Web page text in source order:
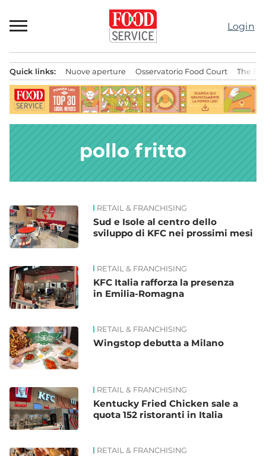
al
contenuto
Login
principale
Quick links: Nuove aperture Osservatorio Food Court The
pollo fritto
News RETAIL & FRANCHISING
Sud e Isole al centro dello
sviluppo di KFC nei prossimi mesi
RETAIL & FRANCHISING
KFC Italia rafforza la presenza
in Emilia-Romagna
RETAIL & FRANCHISING
Wingstop debutta a Milano
RETAIL & FRANCHISING
Kentucky Fried Chicken sale a
quota 152 ristoranti in Italia
RETAIL & FRANCHISING